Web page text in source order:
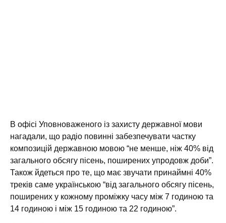
В офісі Уповноваженого із захисту державної мови
нагадали, що радіо повинні забезпечувати частку
композицій державною мовою “не менше, ніж 40% від
загального обсягу пісень, поширених упродовж доби”.
Також йдеться про те, що має звучати принаймні 40%
треків саме українською “від загального обсягу пісень,
поширених у кожному проміжку часу між 7 годиною та
14 годиною і між 15 годиною та 22 годиною”.